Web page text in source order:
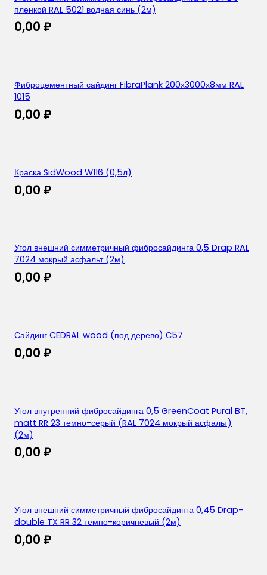
пленкой RAL 5021 водная синь (2м)
0,00 ₽
Фиброцементный сайдинг FibraPlank 200х3000х8мм RAL
1015
0,00 ₽
Краска SidWood W116 (0,5л)
0,00 ₽
Угол внешний симметричный фибросайдинга 0,5 Drap RAL
7024 мокрый асфальт (2м)
0,00 ₽
Сайдинг CEDRAL wood (под дерево) С57
0,00 ₽
Угол внутренний фибросайдинга 0,5 GreenCoat Pural BT,
matt RR 23 темно-серый (RAL 7024 мокрый асфальт)
(2м)
0,00 ₽
Угол внешний симметричный фибросайдинга 0,45 Drap-
double TX RR 32 темно-коричневый (2м)
0,00 ₽